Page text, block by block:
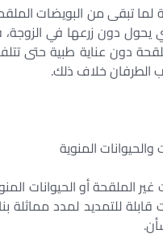
لما تبقى من البويضات
دون زرعها في الزوجة،
دون عناية طبية حتى
الطرفان خلاف ذلك.
المنوية
الملقحة أو الحيوانات
للتمديد لمدد مماثلة